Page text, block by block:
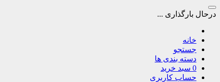
درحال بارگذاری ...
خانه
جستجو
دسته بندی ها
0 سبد خرید
حساب کاربری